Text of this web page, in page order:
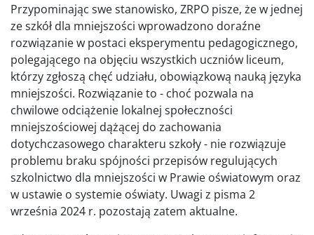
Przypominając swe stanowisko, ZRPO pisze, że w jednej
ze szkół dla mniejszości wprowadzono doraźne
rozwiązanie w postaci eksperymentu pedagogicznego,
polegającego na objęciu wszystkich uczniów liceum,
którzy zgłoszą chęć udziału, obowiązkową nauką języka
mniejszości. Rozwiązanie to - choć pozwala na
chwilowe odciążenie lokalnej społeczności
mniejszościowej dążącej do zachowania
dotychczasowego charakteru szkoły - nie rozwiązuje
problemu braku spójności przepisów regulujących
szkolnictwo dla mniejszości w Prawie oświatowym oraz
w ustawie o systemie oświaty. Uwagi z pisma 2
września 2024 r. pozostają zatem aktualne.